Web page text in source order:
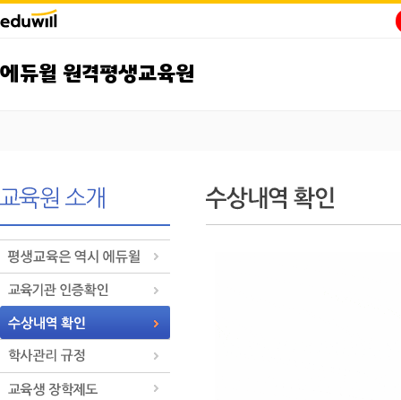
에듀윌 원격평생교육원